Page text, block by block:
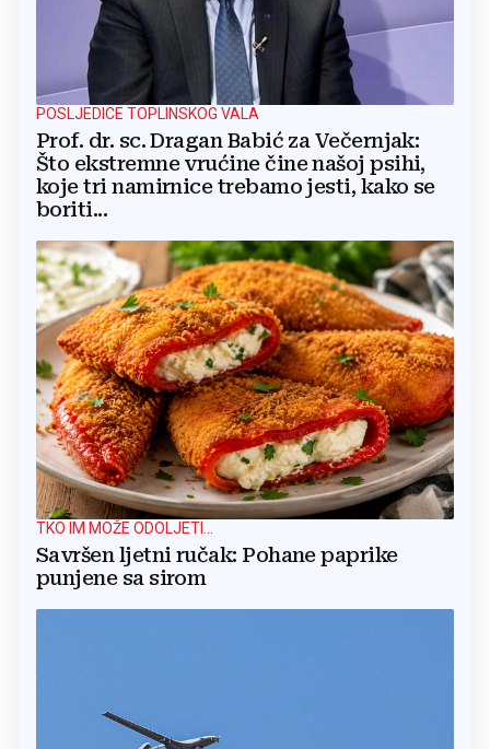
POSLJEDICE TOPLINSKOG VALA
Prof. dr. sc. Dragan Babić za Večernjak:
Što ekstremne vrućine čine našoj psihi,
koje tri namirnice trebamo jesti, kako se
boriti...
TKO IM MOŽE ODOLJETI...
Savršen ljetni ručak: Pohane paprike
punjene sa sirom